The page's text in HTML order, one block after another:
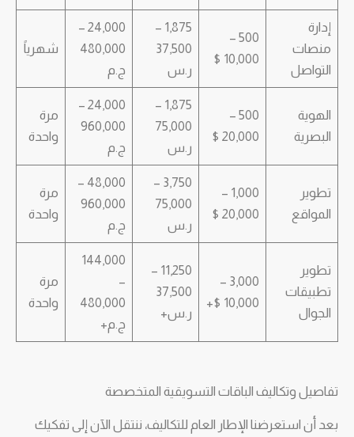
إدارة
منصات
التواصل
500 –
10,000 $
1,875 –
37,500
ر.س
24,000 –
480,000
ج.م
شهرياً
الهوية
البصرية
500 –
20,000 $
1,875 –
75,000
ر.س
24,000 –
960,000
ج.م
مرة
واحدة
تطوير
المواقع
1,000 –
20,000 $
3,750 –
75,000
ر.س
48,000 –
960,000
ج.م
مرة
واحدة
تطوير
تطبيقات
الجوال
3,000 –
10,000 $+
11,250 –
37,500
ر.س+
144,000
–
480,000
ج.م+
مرة
واحدة
تفاصيل وتكاليف الباقات التسويقية المتخصصة
بعد أن استعرضنا الإطار العام للتكاليف، ننتقل الآن إلى تفكيك